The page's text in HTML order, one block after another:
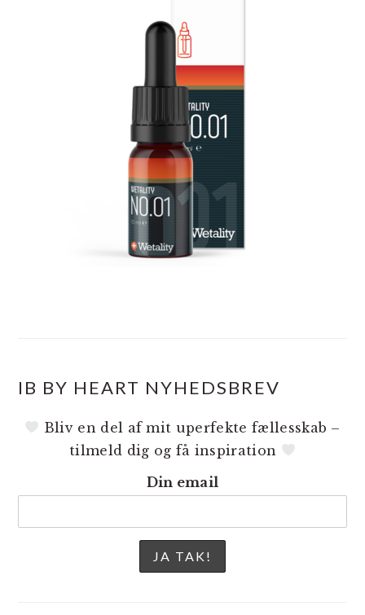
IB BY HEART NYHEDSBREV
Bliv en del af mit uperfekte fællesskab –
tilmeld dig og få inspiration
Din email